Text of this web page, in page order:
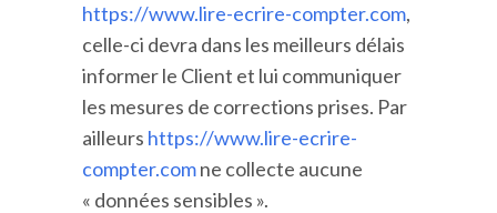
https://www.lire-ecrire-compter.com,
celle-ci devra dans les meilleurs délais
informer le Client et lui communiquer
les mesures de corrections prises. Par
ailleurs https://www.lire-ecrire-
compter.comne collecte aucune
« données sensibles ».